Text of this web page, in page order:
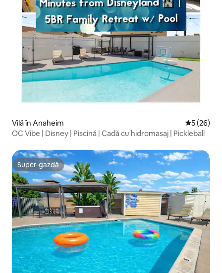
Vilă în Anaheim Scor
5 (26)
OC Vibe | Disney | Piscină | Cadă cu hidromasaj | Pickleball
Super-gazdă
Super-gazdă